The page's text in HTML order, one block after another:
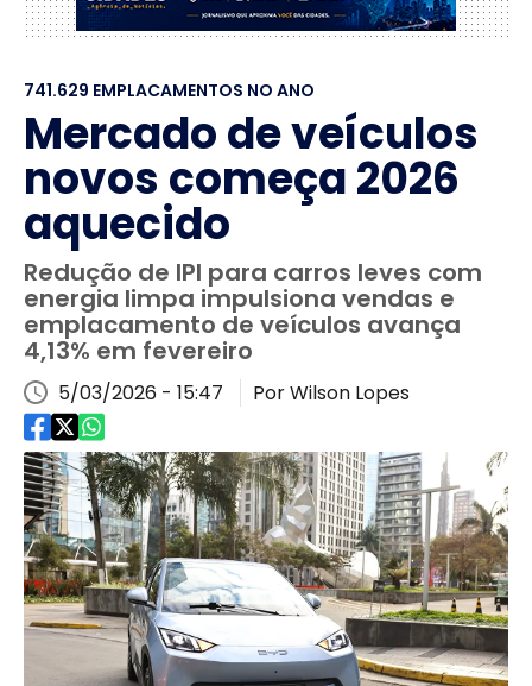
741.629 EMPLACAMENTOS NO ANO
Mercado de veículos
novos começa 2026
aquecido
Redução de IPI para carros leves com
energia limpa impulsiona vendas e
emplacamento de veículos avança
4,13% em fevereiro
5/03/2026 - 15:47 Por Wilson Lopes